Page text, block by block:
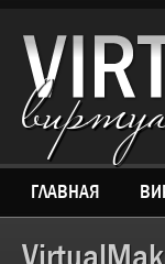
ГЛАВНАЯ